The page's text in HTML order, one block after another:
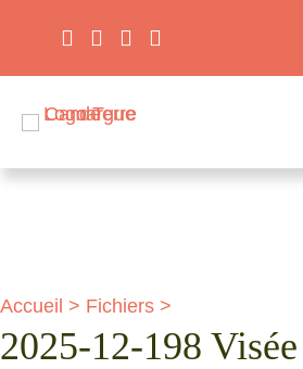
Accueil > Fichiers >
2025-12-198 Visée